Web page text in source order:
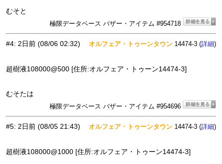
むそと
極限データベース バザー・アイテム #954718
#4: 2日前 (08/06 02:32) オルフェア・トゥーンタウン 14474-3 (詳細)
超樹液108000@500 [住所:オルフェア・トゥーン14474-3]
むそたは
極限データベース バザー・アイテム #954696
#5: 2日前 (08/05 21:43) オルフェア・トゥーンタウン 14474-3 (詳細)
超樹液108000@1000 [住所:オルフェア・トゥーン14474-3]